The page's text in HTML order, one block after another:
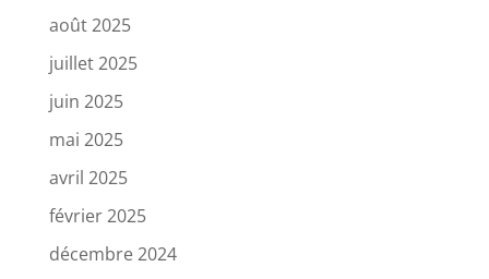
août 2025
juillet 2025
juin 2025
mai 2025
avril 2025
février 2025
décembre 2024